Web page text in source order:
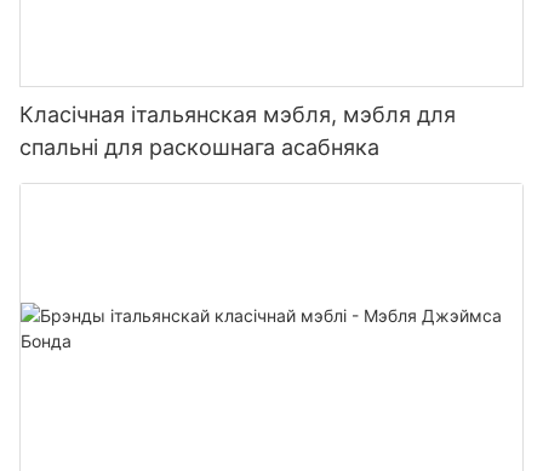
Класічная італьянская мэбля, мэбля для
спальні для раскошнага асабняка